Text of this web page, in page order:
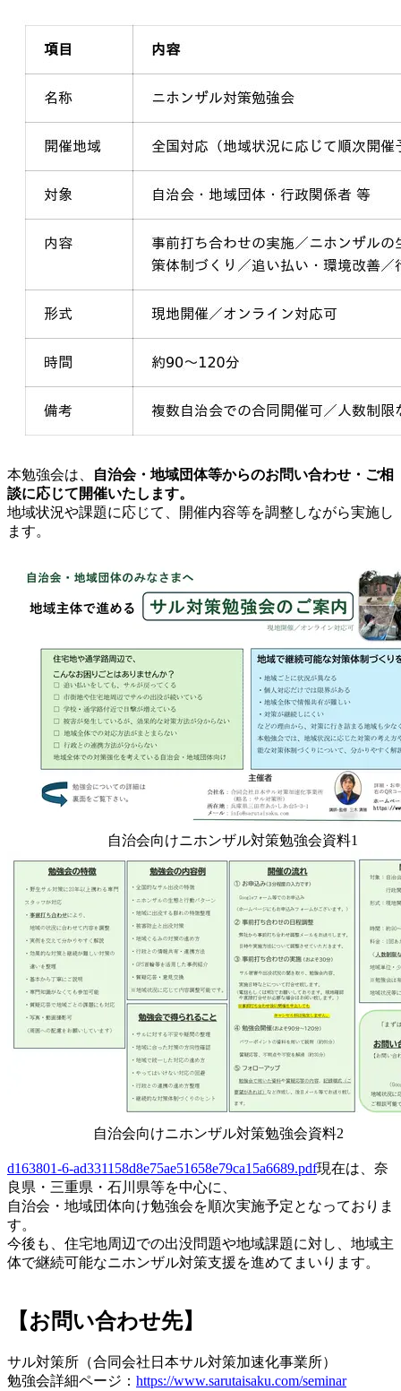
本勉強会は、
自治会・地域団体等からのお問い合わせ・ご相
談に応じて開催いたします。
地域状況や課題に応じて、開催内容等を調整しながら実施し
ます。
自治会向けニホンザル対策勉強会資料1
自治会向けニホンザル対策勉強会資料2
d163801-6-ad331158d8e75ae51658e79ca15a6689.pdf現在は、奈
良県・三重県・石川県等を中心に、
自治会・地域団体向け勉強会を順次実施予定となっておりま
す。
今後も、住宅地周辺での出没問題や地域課題に対し、地域主
体で継続可能なニホンザル対策支援を進めてまいります。
【お問い合わせ先】
サル対策所（合同会社日本サル対策加速化事業所）
勉強会詳細ページ： https://www.sarutaisaku.com/seminar